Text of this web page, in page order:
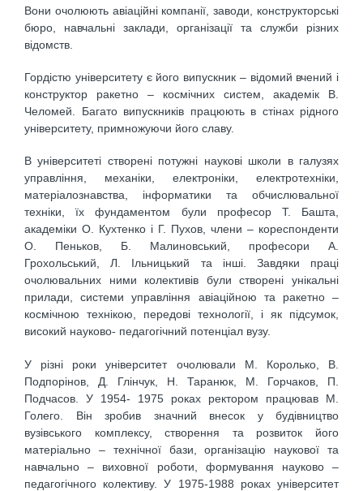
Вони очолюють авіаційні компанії, заводи, конструкторські
бюро, навчальні заклади, організації та служби різних
відомств.
Гордістю університету є його випускник – відомий вчений і
конструктор ракетно – космічних систем, академік В.
Челомей. Багато випускників працюють в стінах рідного
університету, примножуючи його славу.
В університеті створені потужні наукові школи в галузях
управління, механіки, електроніки, електротехніки,
матеріалознавства, інформатики та обчислювальної
техніки, їх фундаментом були професор Т. Башта,
академіки О. Кухтенко і Г. Пухов, члени – кореспонденти
О. Пеньков, Б. Малиновський, професори А.
Грохольський, Л. Ільницький та інші. Завдяки праці
очолювальних ними колективів були створені унікальні
прилади, системи управління авіаційною та ракетно –
космічною технікою, передові технології, і як підсумок,
високий науково- педагогічний потенціал вузу.
У різні роки університет очолювали М. Королько, В.
Подпорінов, Д. Глінчук, Н. Таранюк, М. Горчаков, П.
Подчасов. У 1954- 1975 роках ректором працював М.
Голего. Він зробив значний внесок у будівництво
вузівського комплексу, створення та розвиток його
матеріально – технічної бази, організацію наукової та
навчально – виховної роботи, формування науково –
педагогічного колективу. У 1975-1988 роках університет